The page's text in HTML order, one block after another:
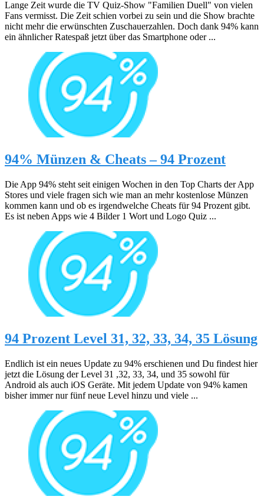
Lange Zeit wurde die TV Quiz-Show "Familien Duell" von vielen
Fans vermisst. Die Zeit schien vorbei zu sein und die Show brachte
nicht mehr die erwünschten Zuschauerzahlen. Doch dank 94% kann
ein ähnlicher Ratespaß jetzt über das Smartphone oder ...
94% Münzen & Cheats – 94 Prozent
Die App 94% steht seit einigen Wochen in den Top Charts der App
Stores und viele fragen sich wie man an mehr kostenlose Münzen
kommen kann und ob es irgendwelche Cheats für 94 Prozent gibt.
Es ist neben Apps wie 4 Bilder 1 Wort und Logo Quiz ...
94 Prozent Level 31, 32, 33, 34, 35 Lösung
Endlich ist ein neues Update zu 94% erschienen und Du findest hier
jetzt die Lösung der Level 31 ,32, 33, 34, und 35 sowohl für
Android als auch iOS Geräte. Mit jedem Update von 94% kamen
bisher immer nur fünf neue Level hinzu und viele ...